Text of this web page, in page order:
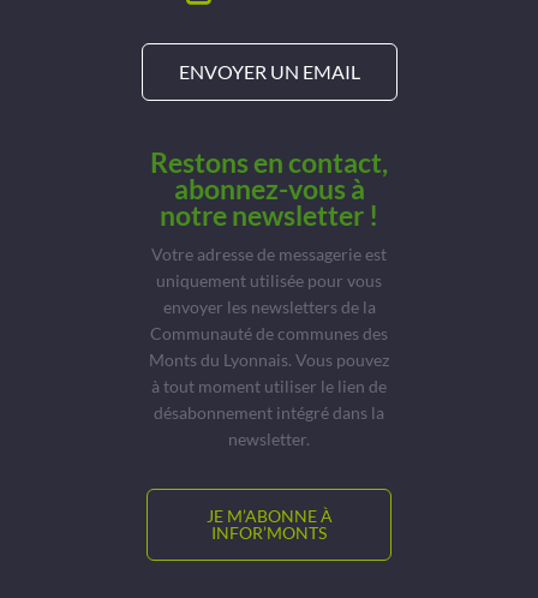
ENVOYER UN EMAIL
Restons en contact,
abonnez-vous à
notre newsletter !
Votre adresse de messagerie est
uniquement utilisée pour vous
envoyer les newsletters de la
Communauté de communes des
Monts du Lyonnais. Vous pouvez
à tout moment utiliser le lien de
désabonnement intégré dans la
newsletter.
JE M’ABONNE À
INFOR’MONTS